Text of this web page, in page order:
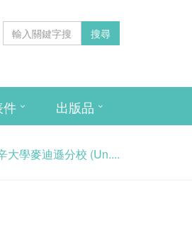
搜尋
件 出版品
大學麥迪遜分校 (Un....